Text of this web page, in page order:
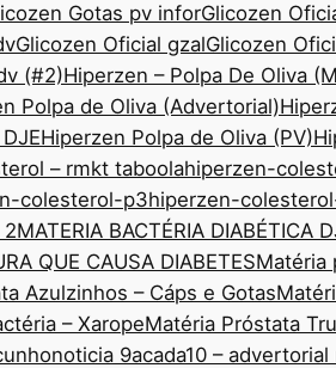
Gotas pv inforGlicozen
Glicozen Oficial gzalGlicozen
(#2)Hiperzen – Polpa De Oliva
Polpa de Oliva (Advertorial)
Hiperzen Polpa de Oliva (PV)
– rmkt taboolahiperzen-
colesterol-p3hiperzen-
2MATERIA BACTÉRIA DIABÉTICA
QUE CAUSA DIABETESMatéria
Azulzinhos – Cáps e Gotas
– XaropeMatéria Próstata
noticia 9acada10 –